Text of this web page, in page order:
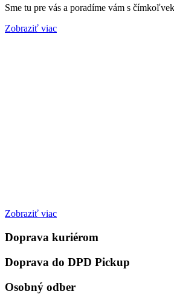
Sme tu pre vás a poradíme vám s
Zobraziť viac
Zobraziť viac
Doprava kuriérom
Doprava do DPD Pickup
Osobný odber